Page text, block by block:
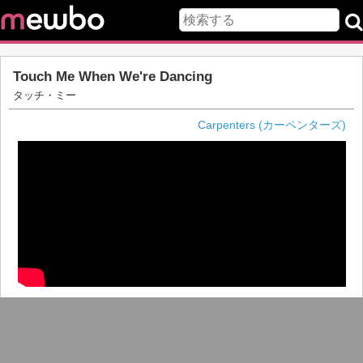
Touch Me When We're Dancing
タッチ・ミー
Carpenters (カーペンターズ)